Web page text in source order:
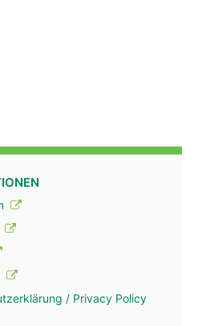
/ Privacy Policy